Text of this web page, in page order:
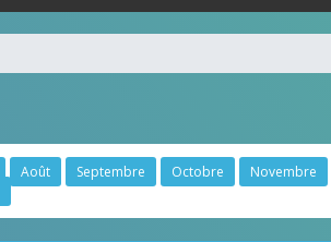
Août Septembre Octobre
Novembre